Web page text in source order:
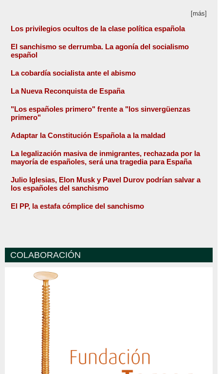
[más]
Los privilegios ocultos de la clase política española
El sanchismo se derrumba. La agonía del socialismo
español
La cobardía socialista ante el abismo
La Nueva Reconquista de España
"Los españoles primero" frente a "los sinvergüenzas
primero"
Adaptar la Constitución Española a la maldad
La legalización masiva de inmigrantes, rechazada por la
mayoría de españoles, será una tragedia para España
Julio Iglesias, Elon Musk y Pavel Durov podrían salvar a
los españoles del sanchismo
El PP, la estafa cómplice del sanchismo
COLABORACIÓN